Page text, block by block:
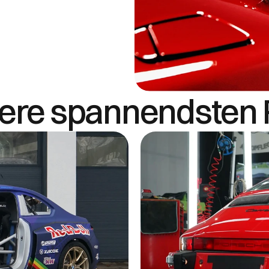
spannendsten